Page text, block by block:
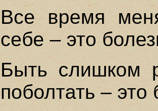
Все время
себе – это
Быть слишком
поболтать – это